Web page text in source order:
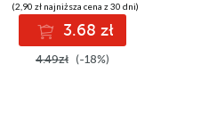
(2,90 zł najniższa cena z 30 dni)
3.68 zł
4.49zł (-18%)